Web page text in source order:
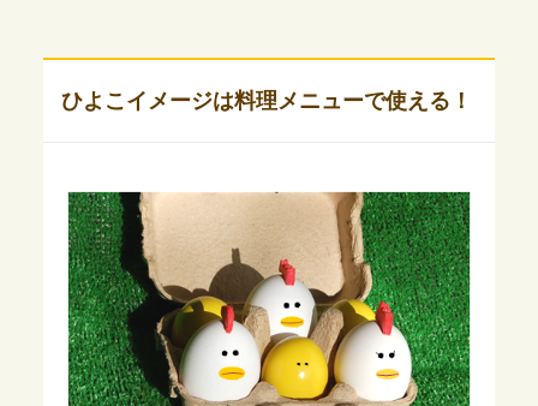
ひよこイメージは料理メニューで使える！